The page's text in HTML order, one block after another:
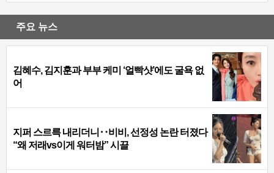
주요 뉴스
김혜수, 김지훈과 부부 케미 ‘얼빡샷’에도 굴욕 없
어
지퍼 스르륵 내리더니‥비비, 선정성 논란 터졌다
“왜 저래vs이게 워터밤” 시끌